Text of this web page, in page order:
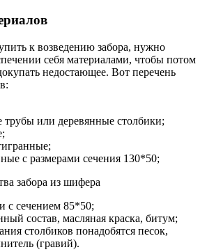
к возведению забора, нужно
себя материалами, чтобы потом
недостающее. Вот перечень
трубы или деревянные столбики;
с размерами сечения 130*50;
забора из шифера
с сечением 85*50;
состав, масляная краска, битум;
столбиков понадобятся песок,
(гравий).